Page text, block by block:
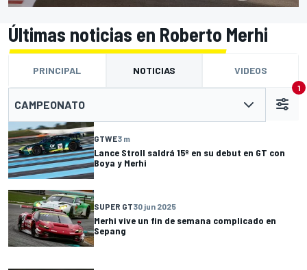
Últimas noticias en Roberto Merhi
PRINCIPAL NOTICIAS VIDEOS
CAMPEONATO
1
GTWE3 m
Lance Stroll saldrá 15º en su debut en GT con
Boya y Merhi
SUPER GT30 jun 2025
Merhi vive un fin de semana complicado en
Sepang